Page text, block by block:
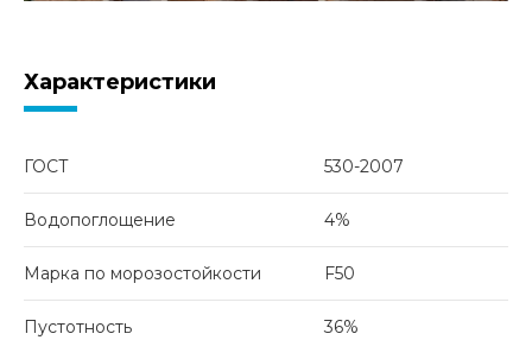
Характеристики
ГОСТ 530-2007
Водопоглощение 4%
Марка по морозостойкости F50
Пустотность 36%